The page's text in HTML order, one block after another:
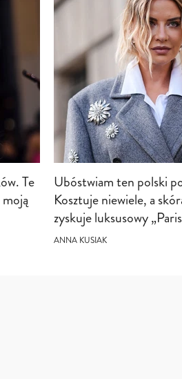
Te
Ubóstwiam ten polski
Kosztuje niewiele, a
zyskuje luksusowy
ANNA KUSIAK